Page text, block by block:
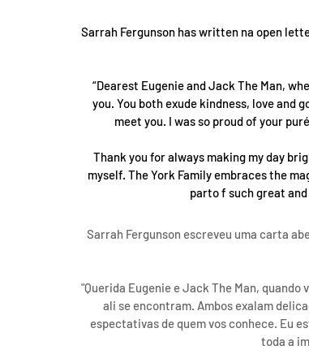
Sarrah Fergunson has written na open
“Dearest Eugenie and Jack The Man,
you. You both exude kindness, love and
meet you. I was so proud of your
Thank you for always making my day
myself. The York Family embraces the
parto f such great
Sarrah Fergunson escreveu uma carta
"Querida Eugenie e Jack The Man,
ali se encontram. Ambos exalam
espectativas de quem vos conhece. Eu
toda a